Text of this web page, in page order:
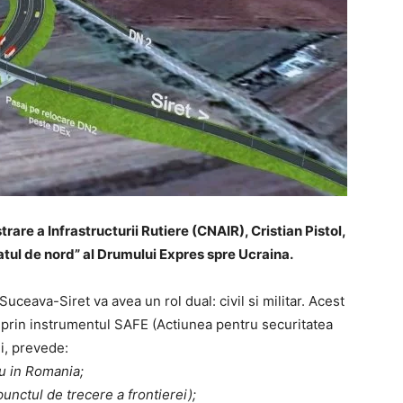
a Infrastructurii Rutiere (CNAIR), Cristian Pistol,
de nord” al Drumului Expres spre Ucraina.
Siret va avea un rol dual: civil si militar. Acest
instrumentul SAFE (Actiunea pentru securitatea
prevede:
in Romania;
de trecere a frontierei);